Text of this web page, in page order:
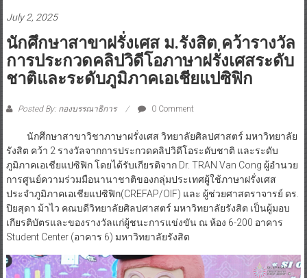
July 2, 2025
นักศึกษาสาขาฝรั่งเศส ม.รังสิต คว้ารางวัล
การประกวดคลิปวิดีโอภาษาฝรั่งเศสระดับ
ชาติและระดับภูมิภาคเอเชียแปซิฟิก
Posted By: กองบรรณาธิการ 0 Comment
นักศึกษาสาขาวิชาภาษาฝรั่งเศส วิทยาลัยศิลปศาสตร์ มหาวิทยาลัย
รังสิต คว้า 2 รางวัลจากการประกวดคลิปวิดีโอระดับชาติ และระดับ
ภูมิภาคเอเชียแปซิฟิก โดยได้รับเกียรติจาก Dr. TRAN Van Cong ผู้อำนวย
การศูนย์ความร่วมมือนานาชาติของกลุ่มประเทศผู้ใช้ภาษาฝรั่งเศส
ประจำภูมิภาคเอเชียแปซิฟิก(CREFAP/OIF) และ ผู้ช่วยศาสตราจารย์ ดร.
ปิยสุดา ม้าไว คณบดีวิทยาลัยศิลปศาสตร์ มหาวิทยาลัยรังสิต เป็นผู้มอบ
เกียรติบัตรและของรางวัลแก่ผู้ชนะการแข่งขัน ณ ห้อง 6-200 อาคาร
Student Center (อาคาร 6) มหาวิทยาลัยรังสิต